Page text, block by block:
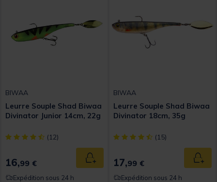
BIWAA
Leurre Souple Shad Biwaa
Divinator Junior 14cm, 22g
[object Object] out of 5 Customer Rating
(12)
16,99 € Ajouter au panier
Expédition sous 24 h
BIWAA
Leurre Souple Shad Biwaa
Divinator 18cm, 35g
[object Object] out of 5
(15)
17,99 €
Expédition sous 24 h